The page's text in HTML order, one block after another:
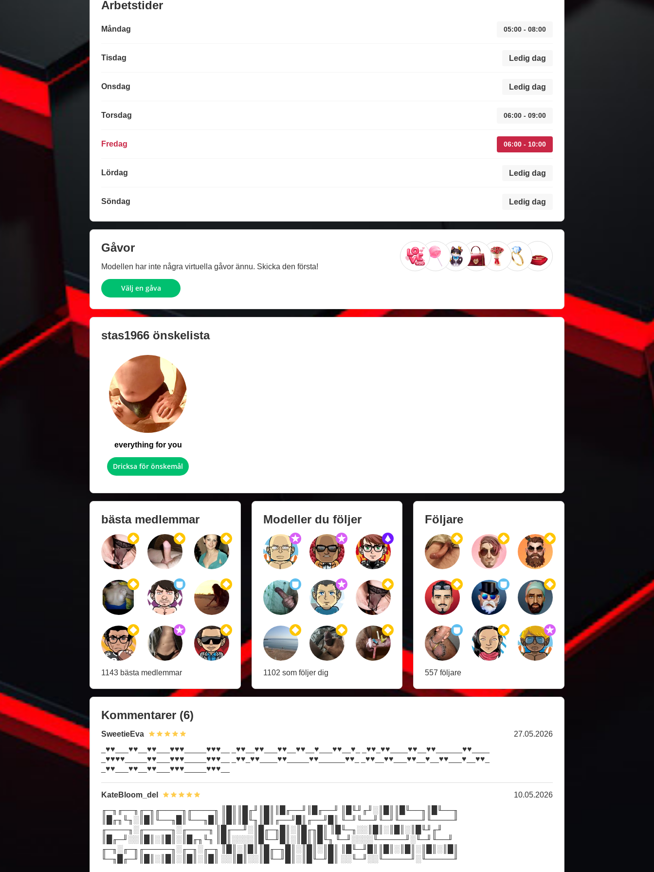
Arbetstider
Måndag 05:00 - 08:00
Tisdag Ledig dag
Onsdag Ledig dag
Torsdag 06:00 - 09:00
Fredag 06:00 - 10:00
Lördag Ledig dag
Söndag Ledig dag
Gåvor
Modellen har inte några virtuella gåvor ännu. Skicka den första!
Välj en gåva
stas1966 önskelista
everything for you
Dricksa för önskemål
bästa medlemmar
1143 bästa medlemmar
Modeller du följer
1102 som följer dig
Följare
557 följare
Kommentarer (6)
SweetieEva
27.05.2026
_♥♥___♥♥__♥♥___♥♥♥_____♥♥♥__ _♥♥__♥♥___♥♥__♥♥__♥___♥♥__♥_ _♥♥_♥♥____♥♥__♥♥______♥♥____
_♥♥♥♥_____♥♥___♥♥♥_____♥♥♥__ _♥♥_♥♥____♥♥_____♥♥______♥♥_ _♥♥__♥♥___♥♥__♥__♥♥___♥__♥♥_
_♥♥___♥♥__♥♥___♥♥♥_____♥♥♥__
KateBloom_del
10.05.2026
╓─╖╓──╖╓─╖╓────╖╓────╖ ║█║║█╓╜║█║║█╓──╜║█╓──╜ ║█╙╜╓╜░║█║║█╙──╖║█╙──╖
║█╓╖╙╖░║█║╙──╖█║╙──╖█║ ║█║║█╙╖║█║╓──╜█║╓──╜█║ ╙─╜╙──╜╙─╜╙────╜╙────╜
╓────╖░╓─────╖░╓────╖ ║█╓──╜░║█╓─╖█║░║█╓╖█║ ║█╙─╖░░║█║░║█║░║█╙╜╓╜
║█╓─╜░░║█║░║█║░║█╓╖╙╖ ║█║░░░░║█╙─╜█║░║█║║█╙╖ ╙─╜░░░░╙─────╜░╙─╜╙──╜
╓─╖░╓─╖╓─────╖░╓─╖░╓─╖ ║█║░║█║║█╓─╖█║░║█║░║█║ ║█╙─╜█║║█║░║█║░║█║░║█║
╙─╖█╓─╜║█║░║█║░║█║░║█║ ░░║█║░░║█╙─╜█║░║█╙─╜█║ ░░╙─╜░░╙─────╜░╙─────╜